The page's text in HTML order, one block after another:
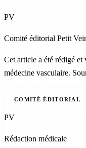
PV
Comité éditorial Petit
Cet article a été rédigé et
médecine vasculaire.
COMITÉ ÉDITORIAL
PV
Rédaction médicale